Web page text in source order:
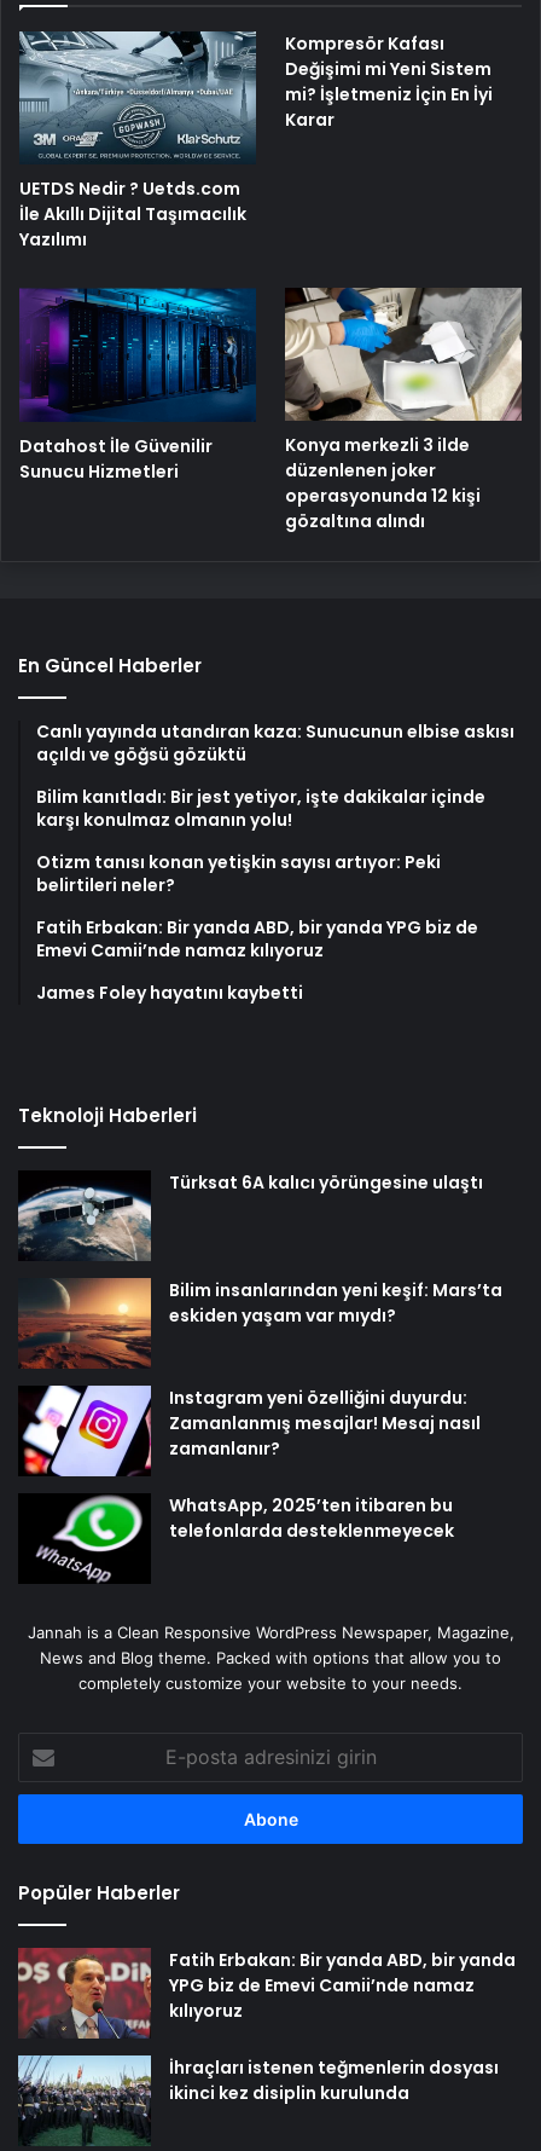
UETDS Nedir ? Uetds.com
İle Akıllı Dijital Taşımacılık
Yazılımı
Kompresör Kafası
Değişimi mi Yeni Sistem
mi? İşletmeniz İçin En İyi
Karar
Datahost İle Güvenilir
Sunucu Hizmetleri
Konya merkezli 3 ilde
düzenlenen joker
operasyonunda 12 kişi
gözaltına alındı
En Güncel Haberler
Canlı yayında utandıran kaza: Sunucunun elbise askısı
açıldı ve göğsü gözüktü
Bilim kanıtladı: Bir jest yetiyor, işte dakikalar içinde
karşı konulmaz olmanın yolu!
Otizm tanısı konan yetişkin sayısı artıyor: Peki
belirtileri neler?
Fatih Erbakan: Bir yanda ABD, bir yanda YPG biz de
Emevi Camii’nde namaz kılıyoruz
James Foley hayatını kaybetti
Teknoloji Haberleri
Türksat 6A kalıcı yörüngesine ulaştı
Bilim insanlarından yeni keşif: Mars’ta
eskiden yaşam var mıydı?
Instagram yeni özelliğini duyurdu:
Zamanlanmış mesajlar! Mesaj nasıl
zamanlanır?
WhatsApp, 2025’ten itibaren bu
telefonlarda desteklenmeyecek
Jannah is a Clean Responsive WordPress Newspaper, Magazine,
News and Blog theme. Packed with options that allow you to
completely customize your website to your needs.
posta
adresinizi
Popüler Haberler
Fatih Erbakan: Bir yanda ABD, bir yanda
YPG biz de Emevi Camii’nde namaz
kılıyoruz
İhraçları istenen teğmenlerin dosyası
ikinci kez disiplin kurulunda